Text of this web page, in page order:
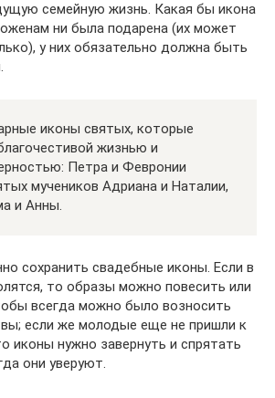
семейную жизнь. Какая бы икона
ни была подарена (их может
у них обязательно должна быть
иконы святых, которые
жизнью и
Петра и Февронии
мучеников Адриана и Наталии,
и Анны.
сохранить свадебные иконы. Если в
то образы можно повесить или
всегда можно было возносить
если же молодые еще не пришли к
иконы нужно завернуть и спрятать
они уверуют.